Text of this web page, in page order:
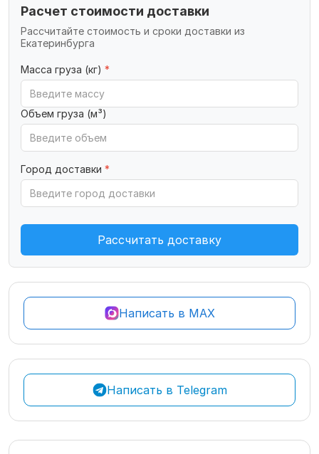
Расчет стоимости доставки
Рассчитайте стоимость и сроки доставки из
Екатеринбурга
Масса груза (кг) *
Объем груза (м³)
Город доставки *
Рассчитать доставку
Написать в MAX
Написать в Telegram